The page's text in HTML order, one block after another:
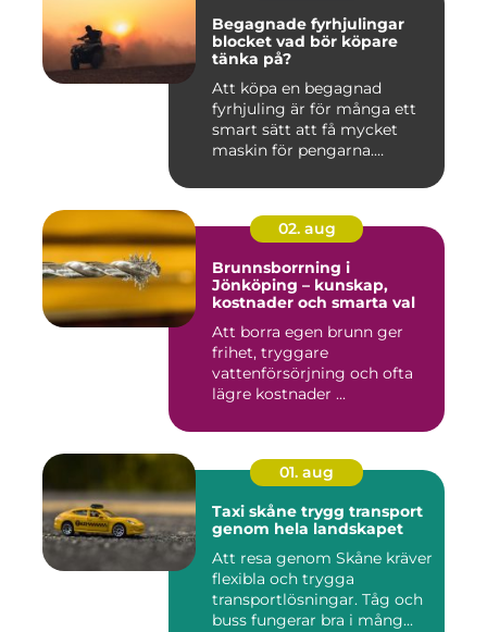
Begagnade fyrhjulingar
blocket vad bör köpare
tänka på?
Att köpa en begagnad
fyrhjuling är för många ett
smart sätt att få mycket
maskin för pengarna.
02. aug
Brunnsborrning i
Jönköping – kunskap,
kostnader och smarta val
Att borra egen brunn ger
frihet, tryggare
vattenförsörjning och ofta
lägre kostnader ...
01. aug
Taxi skåne trygg transport
genom hela landskapet
Att resa genom Skåne kräver
flexibla och trygga
transportlösningar. Tåg och
buss fungerar bra i mång...